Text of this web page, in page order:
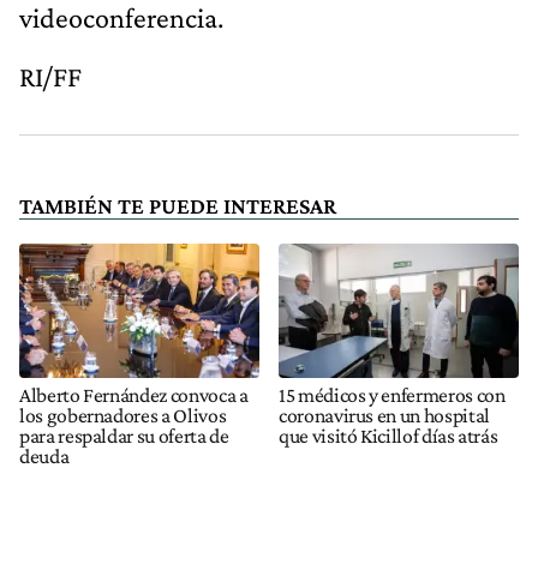
videoconferencia.
RI/FF
TAMBIÉN TE PUEDE INTERESAR
Alberto Fernández convoca a
los gobernadores a Olivos
para respaldar su oferta de
deuda
15 médicos y enfermeros con
coronavirus en un hospital
que visitó Kicillof días atrás